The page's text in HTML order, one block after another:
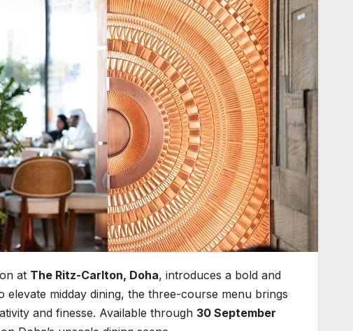
at The Ritz-Carlton, Doha, introduces a bold and
elevate midday dining, the three-course menu brings
and finesse. Available through 30 September